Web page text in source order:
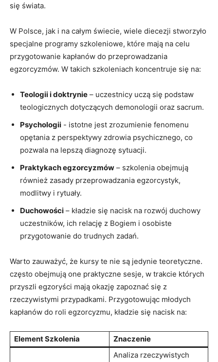
się świata.
W Polsce, jak i na całym świecie, wiele diecezji stworzyło
⁤specjalne ‌programy szkoleniowe, które mają na celu
‌przygotowanie kapłanów do przeprowadzania
egzorcyzmów. W ⁢takich⁣ szkoleniach ‌koncentruje ‌się‍ na:
Teologii i doktrynie – uczestnicy uczą się podstaw
teologicznych dotyczących demonologii oraz sacrum.
Psychologii -⁤ istotne jest zrozumienie fenomenu
opętania z perspektywy zdrowia psychicznego, ​co
pozwala na lepszą⁤ diagnozę sytuacji.
Praktykach ​egzorcyzmów – szkolenia⁤ obejmują
również‌ zasady przeprowadzania ⁣egzorcystyk,
modlitwy i rytuały.
Duchowości – kładzie​ się nacisk na rozwój duchowy
uczestników, ⁢ich‍ relację​ z Bogiem i‍ osobiste
⁢przygotowanie do trudnych zadań.
Warto ⁤zauważyć, że kursy te nie‍ są jedynie teoretyczne.
często obejmują one⁢ praktyczne ‍sesje, w trakcie których
przyszli egzoryści⁢ mają okazję zapoznać się z
rzeczywistymi przypadkami. Przygotowując‌ młodych
kapłanów do​ roli⁣ egzorcyzmu, kładzie się ⁣nacisk na:
Element Szkolenia Znaczenie
Analiza rzeczywistych